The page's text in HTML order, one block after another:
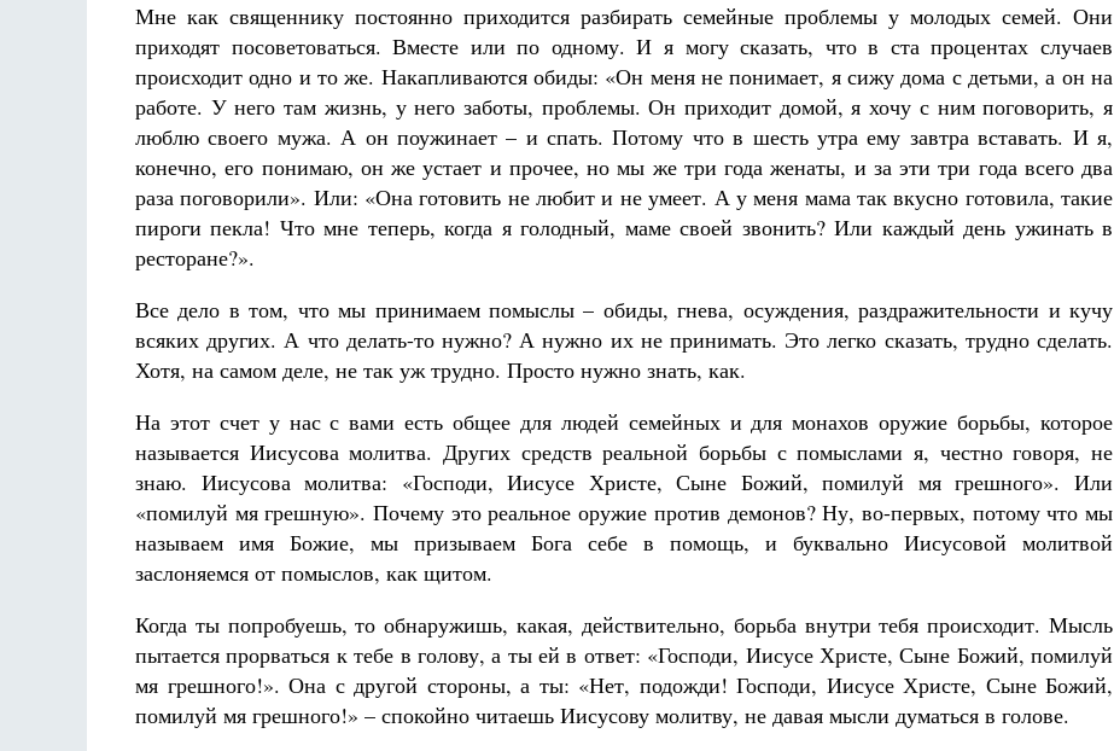
Мне как священнику постоянно приходится разбирать семейные проблемы у молодых семей. Они
приходят посоветоваться. Вместе или по одному. И я могу сказать, что в ста процентах случаев
происходит одно и то же. Накапливаются обиды: «Он меня не понимает, я сижу дома с детьми, а он на
работе. У него там жизнь, у него заботы, проблемы. Он приходит домой, я хочу с ним поговорить, я
люблю своего мужа. А он поужинает – и спать. Потому что в шесть утра ему завтра вставать. И я,
конечно, его понимаю, он же устает и прочее, но мы же три года женаты, и за эти три года всего два
раза поговорили». Или: «Она готовить не любит и не умеет. А у меня мама так вкусно готовила, такие
пироги пекла! Что мне теперь, когда я голодный, маме своей звонить? Или каждый день ужинать в
ресторане?».
Все дело в том, что мы принимаем помыслы – обиды, гнева, осуждения, раздражительности и кучу
всяких других. А что делать-то нужно? А нужно их не принимать. Это легко сказать, трудно сделать.
Хотя, на самом деле, не так уж трудно. Просто нужно знать, как.
На этот счет у нас с вами есть общее для людей семейных и для монахов оружие борьбы, которое
называется Иисусова молитва. Других средств реальной борьбы с помыслами я, честно говоря, не
знаю. Иисусова молитва: «Господи, Иисусе Христе, Сыне Божий, помилуй мя грешного». Или
«помилуй мя грешную». Почему это реальное оружие против демонов? Ну, во-первых, потому что мы
называем имя Божие, мы призываем Бога себе в помощь, и буквально Иисусовой молитвой
заслоняемся от помыслов, как щитом.
Когда ты попробуешь, то обнаружишь, какая, действительно, борьба внутри тебя происходит. Мысль
пытается прорваться к тебе в голову, а ты ей в ответ: «Господи, Иисусе Христе, Сыне Божий, помилуй
мя грешного!». Она с другой стороны, а ты: «Нет, подожди! Господи, Иисусе Христе, Сыне Божий,
помилуй мя грешного!» – спокойно читаешь Иисусову молитву, не давая мысли думаться в голове.